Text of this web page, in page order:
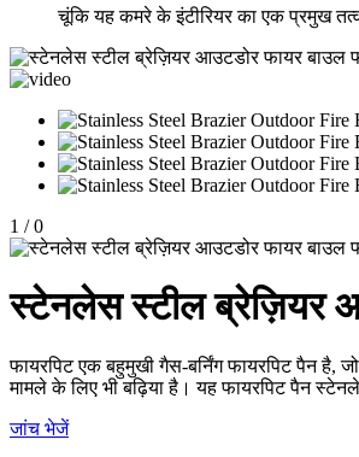
चूंकि यह कमरे के इंटीरियर का एक प्रमुख
1 / 0
स्टेनलेस स्टील ब्रेज़ियर
फायरपिट एक बहुमुखी गैस-बर्निंग फायरपिट पैन है,
मामले के लिए भी बढ़िया है। यह फायरपिट पैन
जांच भेजें